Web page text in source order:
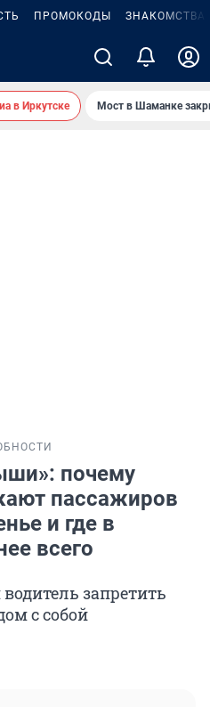
ПРОМОКОДЫ ЗНАКОМСТВА
в Иркутске Мост в Шаманке
почему
пассажиров
и где в
всего
запретить
с собой